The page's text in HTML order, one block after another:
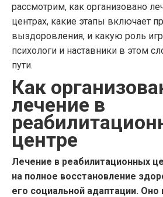
рассмотрим, как организовано
центрах, какие этапы включает
выздоровления, и какую роль
психологи и наставники в этом
пути.
Как
лечение в
центре
Лечение в реабилитационных
на полное восстановление
его социальной адаптации. Оно